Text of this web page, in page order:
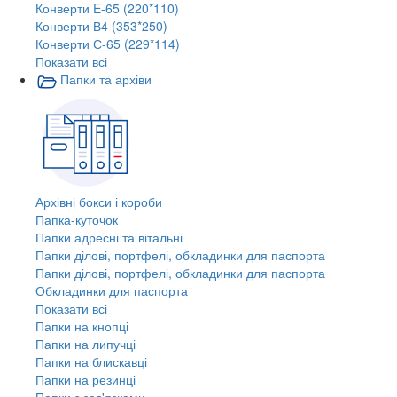
Конверти E-65 (220*110)
Конверти В4 (353*250)
Конверти С-65 (229*114)
Показати всі
Папки та архіви
Архівні бокси і короби
Папка-куточок
Папки адресні та вітальні
Папки ділові, портфелі, обкладинки для паспорта
Папки ділові, портфелі, обкладинки для паспорта
Обкладинки для паспорта
Показати всі
Папки на кнопці
Папки на липучці
Папки на блискавці
Папки на резинці